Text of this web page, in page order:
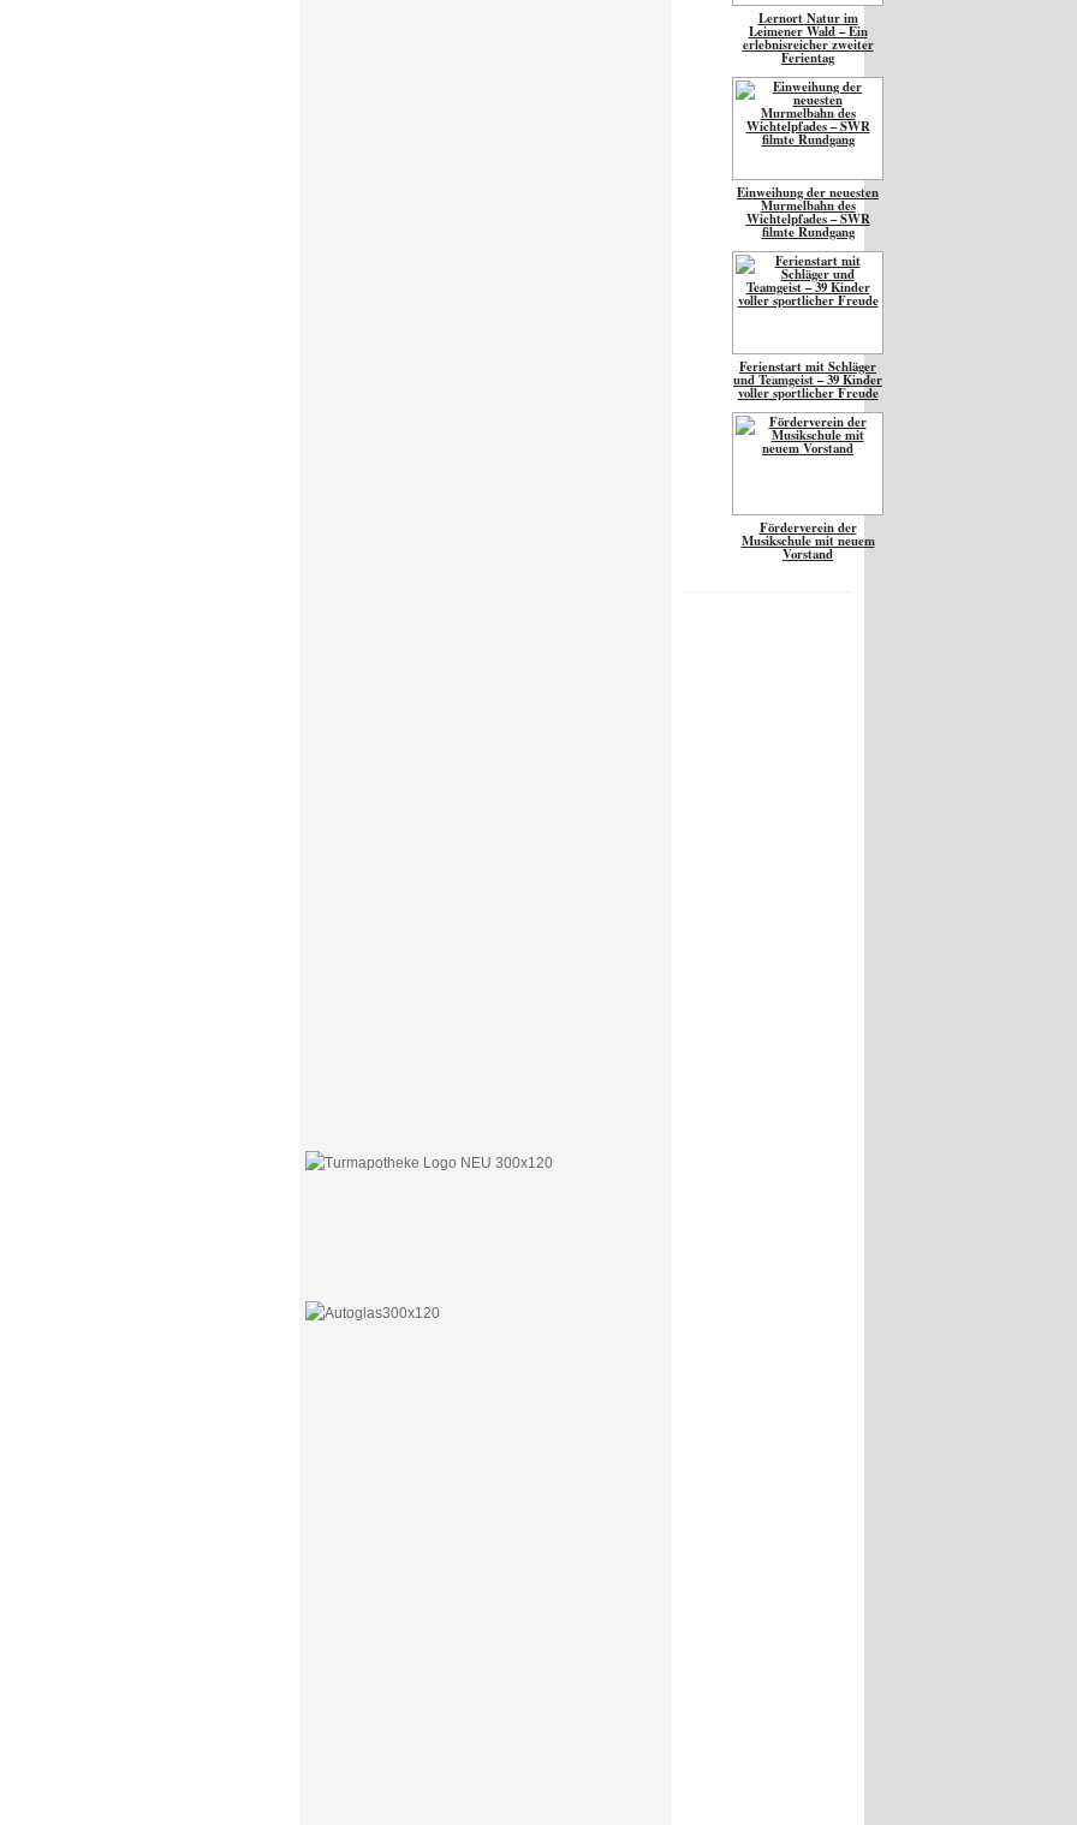
Lernort Natur im
Leimener Wald – Ein
erlebnisreicher zweiter
Ferientag
Einweihung der neuesten
Murmelbahn des
Wichtelpfades – SWR
filmte Rundgang
Ferienstart mit Schläger
und Teamgeist – 39 Kinder
voller sportlicher Freude
Förderverein der
Musikschule mit neuem
Vorstand